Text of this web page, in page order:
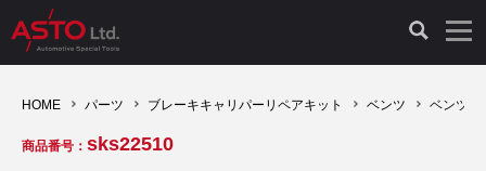
診断機（16）
診断テスター（10）
HCB TOOLS（45）
オシロスコープ（2）
ドイツ車（427）
現品修理（77）
オシロスコープ（10）
HOME パーツ ブレーキキャリパーリペアキット ベンツ ベンツ
商品番号： sks22510